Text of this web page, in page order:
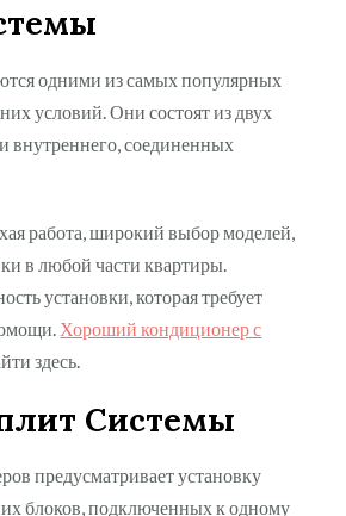
одними из самых популярных
условий. Они состоят из двух
внутреннего, соединенных
работа, широкий выбор моделей,
в любой части квартиры.
установки, которая требует
Хороший кондиционер с
здесь.
Системы
предусматривает установку
блоков, подключенных к одному